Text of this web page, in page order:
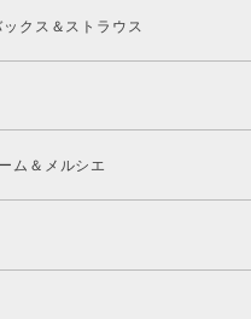
ックス＆ストラウス
ム＆メルシエ